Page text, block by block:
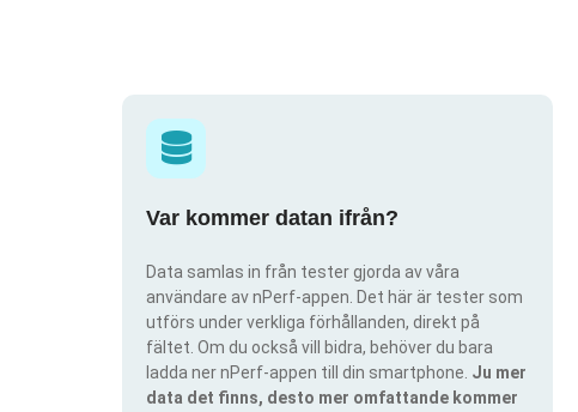
Var kommer datan ifrån?
Data samlas in från tester gjorda av våra
användare av nPerf-appen. Det här är tester som
utförs under verkliga förhållanden, direkt på
fältet. Om du också vill bidra, behöver du bara
ladda ner nPerf-appen till din smartphone. Ju mer
data det finns, desto mer omfattande kommer